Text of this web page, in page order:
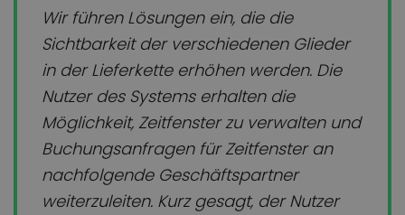
Wir führen Lösungen ein, die die
Sichtbarkeit der verschiedenen Glieder
in der Lieferkette erhöhen werden. Die
Nutzer des Systems erhalten die
Möglichkeit, Zeitfenster zu verwalten und
Buchungsanfragen für Zeitfenster an
nachfolgende Geschäftspartner
weiterzuleiten. Kurz gesagt, der Nutzer